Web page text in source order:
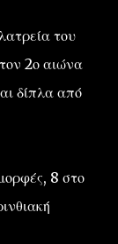
του
2ο αιώνα
δίπλα από
8 στο